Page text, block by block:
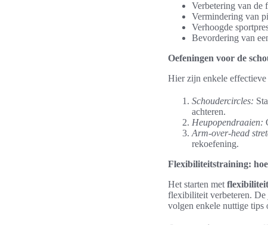
Verbetering van de
Vermindering van
Verhoogde
Bevordering van
Oefeningen voor de
Hier zijn enkele
Schoudercircles:
achteren.
Heupopendraaien:
Arm-over-head
rekoefening.
Flexibiliteitstraining:
Het starten met
flexibiliteit verbeteren. De
volgen enkele nuttige tips